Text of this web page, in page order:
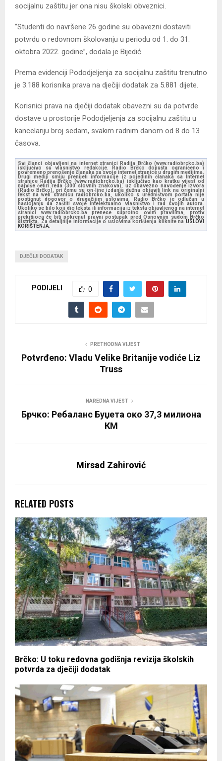
socijalnu zaštitu jer ona nisu školski obveznici.
“Studenti do navršene 26 godine su obavezni dostaviti
potvrdu o redovnom školovanju u periodu od 1. do 31.
oktobra 2022. godine”, dodala je Bijedić.
Prema evidenciji Pododjeljenja za socijalnu zaštitu trenutno
je 3.188 korisnika prava na dječiji dodatak za 5.881 dijete.
Korisnici prava na dječiji dodatak obavezni su da potvrde
dostave u prostorije Pododjeljenja za socijalnu zaštitu u
kancelariju broj sedam, svakim radnim danom od 8 do 13
časova.
Svi članci objavljeni na internet stranici Radija Brčko (www.radiobrcko.ba)
isključivo su vlasništvo redakcije. Radio Brčko dopušta ograničeno i
povremeno prenošenje članaka sa svoje internet stranice u drugim medijima.
Drugi mediji smiju prenijeti informacije iz pojedinih članaka sa Internet
stranice Radija Brčko (www.radiobrcko.ba) isključivo kao kratku vijest od
najviše četiri reda (300 slovnih znakova), uz obavezno navođenje izvora
(Radio Brčko), pri čemu su on-line izdanja dužna objaviti link na originalni
tekst na web stranicu radiobrcko.ba, ukoliko s uredništvom portala nije
postignut dogovor o drugačijim uslovima. Radio Brčko je odlučan u
nastojanju da zaštiti svoje intelektualno vlasništvo i rad svojih autora.
Ukoliko se bilo koji dio teksta ili informacija iz teksta objavljenog na internet
stranici www.radiobrcko.ba prenese suprotno ovim pravilima, protiv
prekršioca će biti pokrenut pravni postupak pred Osnovnim sudom Brčko
distrikta. Za detaljnije informacije o uslovima korištenja kliknite na USLOVI
KORIŠTENJA.
DJEČIJI DODATAK
PODIJELI 0
PRETHODNA VIJEST
Potvrđeno: Vladu Velike Britanije vodiće Liz
Truss
NAREDNA VIJEST
Брчко: Ребаланс Буџета око 37,3 милиона
КМ
Mirsad Zahirović
RELATED POSTS
Brčko: U toku redovna godišnja revizija školskih
potvrda za dječiji dodatak